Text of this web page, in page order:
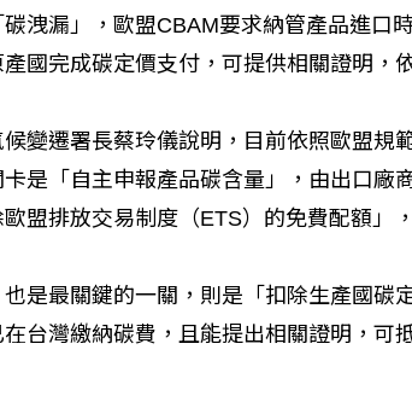
洩漏」，歐盟CBAM要求納管產品進口
國完成碳定價支付，可提供相關證明，
變遷署長蔡玲儀說明，目前依照歐盟規
卡是「自主申報產品碳含量」，由出口廠
盟排放交易制度（ETS）的免費配額」
是最關鍵的一關，則是「扣除生產國碳
台灣繳納碳費，且能提出相關證明，可